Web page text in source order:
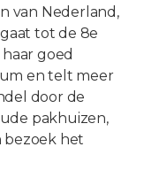
van Nederland,
tot de 8e
goed
en telt meer
door de
pakhuizen,
bezoek het